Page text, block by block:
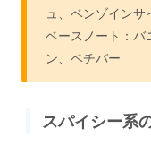
ュ、ベンゾインサ
ベースノート：バ
ン、ベチバー
スパイシー系